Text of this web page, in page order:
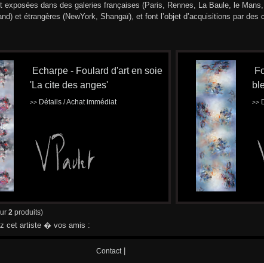
exposées dans des galeries françaises (Paris, Rennes, La Baule, le
et étrangères (NewYork, Shangaï), et font l’objet d’acquisitions par
Echarpe - Foulard d'art en soie
'La cite des anges'
>> Détails / Achat immédiat >>
2 produits)
cet artiste � vos amis :
Contact|